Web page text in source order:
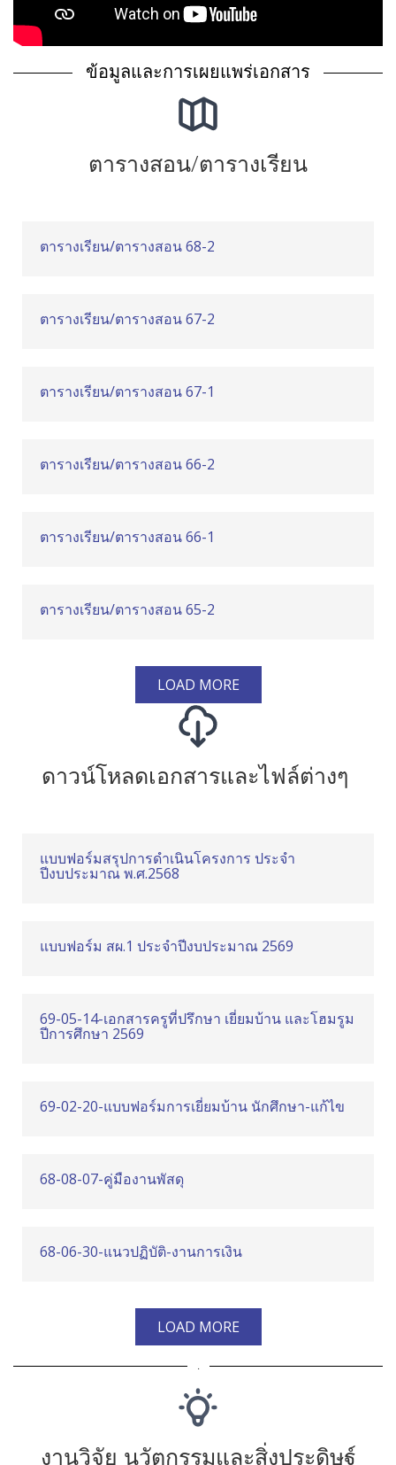
ข้อมูลและการเผยแพร่เอกสาร
ตารางสอน/ตารางเรียน
ตารางเรียน/ตารางสอน 68-2
ตารางเรียน/ตารางสอน 67-2
ตารางเรียน/ตารางสอน 67-1
ตารางเรียน/ตารางสอน 66-2
ตารางเรียน/ตารางสอน 66-1
ตารางเรียน/ตารางสอน 65-2
LOAD MORE
ดาวน์โหลดเอกสารและไฟล์ต่างๆ
แบบฟอร์มสรุปการดำเนินโครงการ ประจำ
ปีงบประมาณ พ.ศ.2568
แบบฟอร์ม สผ.1 ประจำปีงบประมาณ 2569
69-05-14-เอกสารครูที่ปรึกษา เยี่ยมบ้าน และโฮมรูม
ปีการศึกษา 2569
69-02-20-แบบฟอร์มการเยี่ยมบ้าน นักศึกษา-แก้ไข
68-08-07-คู่มืองานพัสดุ
68-06-30-แนวปฏิบัติ-งานการเงิน
LOAD MORE
.
งานวิจัย นวัตกรรมและสิ่งประดิษฐ์